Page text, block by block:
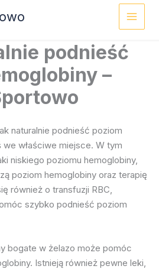
podnieść
–
naturalnie podnieść poziom
we właściwe miejsce. W tym
niskiego poziomu hemoglobiny,
poziom hemoglobiny oraz terapię
również o transfuzji RBC,
szybko podnieść poziom
bogate w żelazo może pomóc
Istnieją również pewne leki,